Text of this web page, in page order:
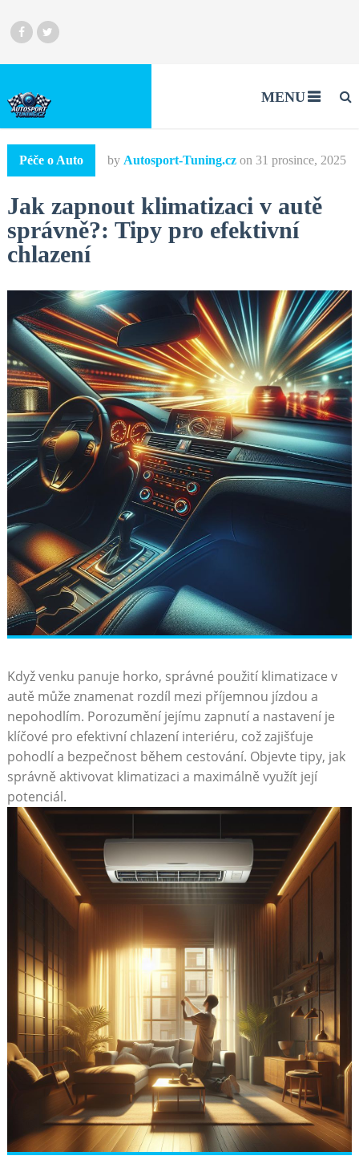
MENU
Péče o Auto by Autosport-Tuning.cz on 31 prosince, 2025
Jak zapnout klimatizaci v autě
správně?: Tipy pro efektivní
chlazení
Když venku panuje horko, správné použití klimatizace ⁣v
autě může znamenat​ rozdíl mezi příjemnou⁣ jízdou a
nepohodlím. Porozumění jejímu zapnutí a nastavení je
klíčové pro efektivní​ chlazení interiéru, ‍což​ zajišťuje
pohodlí a⁣ bezpečnost během cestování.⁢ Objevte tipy, jak
⁤správně aktivovat ⁤klimatizaci a maximálně využít její⁣
potenciál.